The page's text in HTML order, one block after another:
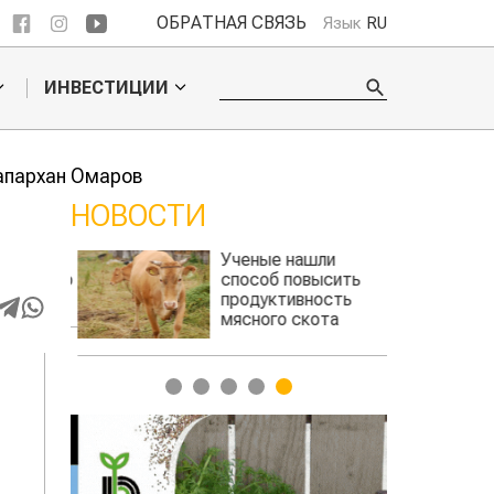
ОБРАТНАЯ СВЯЗЬ Язык RU
ИНВЕСТИЦИИ
Омаров
НОВОСТИ
Ученые нашли
способ повысить
продуктивность
мясного скота
1 2 3 4 5